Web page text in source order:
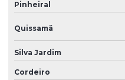
Vulcanização de peças de
Vulcanização de peças de
Pinheiral
Quissamã
Silva Jardim
Cordeiro